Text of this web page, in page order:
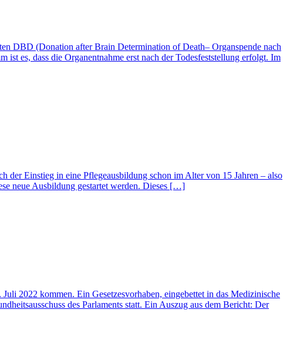
DBD (Donation after Brain Determination of Death– Organspende nach
es, dass die Organentnahme erst nach der Todesfeststellung erfolgt. Im
der Einstieg in eine Pflegeausbildung schon im Alter von 15 Jahren – also
neue Ausbildung gestartet werden. Dieses […]
2022 kommen. Ein Gesetzesvorhaben, eingebettet in das Medizinische
des Parlaments statt. Ein Auszug aus dem Bericht: Der